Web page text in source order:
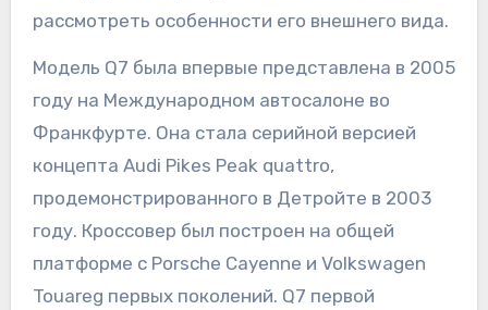
рассмотреть особенности его внешнего вида.
Модель Q7 была впервые представлена в 2005
году на Международном автосалоне во
Франкфурте. Она стала серийной версией
концепта Audi Pikes Peak quattro,
продемонстрированного в Детройте в 2003
году. Кроссовер был построен на общей
платформе с Porsche Cayenne и Volkswagen
Touareg первых поколений. Q7 первой